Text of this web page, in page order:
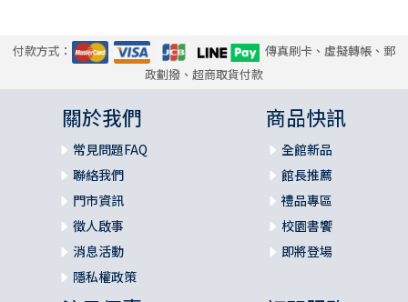
付款方式：
傳真刷卡、虛擬轉帳、郵
政劃撥、超商取貨付款
關於我們
常見問題FAQ
聯絡我們
門市資訊
徵人啟事
消息活動
隱私權政策
商品快訊
全館新品
館長推薦
禮品專區
校園書饗
即將登場